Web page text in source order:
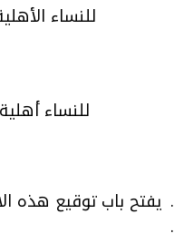
للنساء
للنساء
يفتح باب توقيع هذه